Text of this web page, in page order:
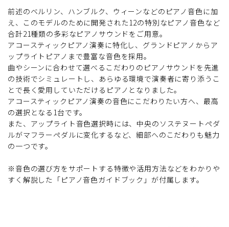
前述のベルリン、ハンブルク、ウィーンなどのピアノ音色に加
え、このモデルのために開発された12の特別なピアノ音色など
合計21種類の多彩なピアノサウンドをご用意。
アコースティックピアノ演奏に特化し、グランドピアノからア
ップライトピアノまで豊富な音色を採用。
曲やシーンに合わせて選べるこだわりのピアノサウンドを先進
の技術でシミュレートし、あらゆる環境で演奏者に寄り添うこ
とで長く愛用していただけるピアノとなりました。
アコースティックピアノ演奏の音色にこだわりたい方へ、最高
の選択となる1台です。
また、アップライト音色選択時には、中央のソステヌートペダ
ルがマフラーペダルに変化するなど、細部へのこだわりも魅力
の一つです。
※音色の選び方をサポートする特徴や活用方法などをわかりや
すく解説した「ピアノ音色ガイドブック」が付属します。